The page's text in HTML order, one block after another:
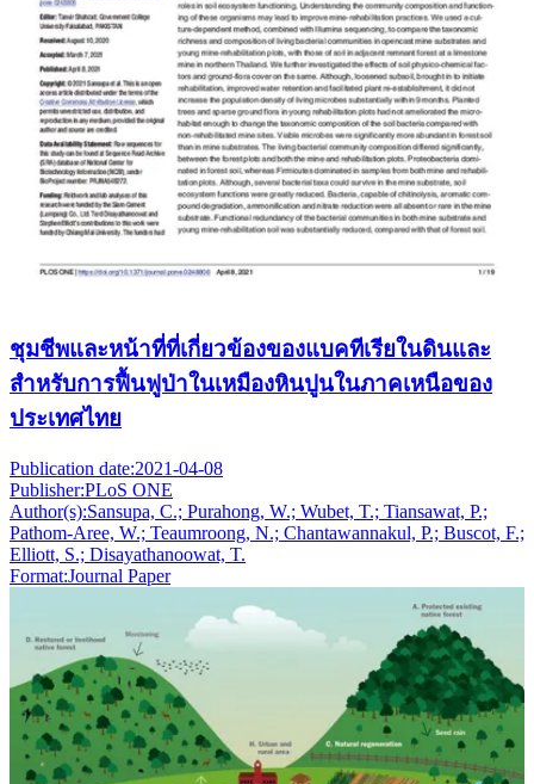
ชุมชีพและหน้าที่ที่เกี่ยวข้องของแบคทีเรียในดินและ
สำหรับการฟื้นฟูป่าในเหมืองหินปูนในภาคเหนือของ
ประเทศไทย
Publication date:2021-04-08
Publisher:PLoS ONE
Author(s):Sansupa, C.; Purahong, W.; Wubet, T.; Tiansawat, P.;
Pathom-Aree, W.; Teaumroong, N.; Chantawannakul, P.; Buscot, F.;
Elliott, S.; Disayathanoowat, T.
Format:Journal Paper